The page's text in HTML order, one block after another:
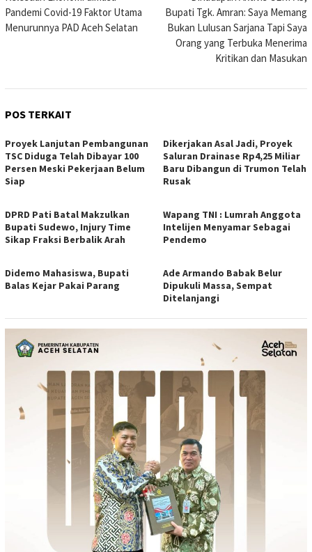
Pandemi Covid-19 Faktor Utama
Menurunnya PAD Aceh Selatan
Bupati Tgk. Amran: Saya Memang
Bukan Lulusan Sarjana Tapi Saya
Orang yang Terbuka Menerima
Kritikan dan Masukan
POS TERKAIT
Proyek Lanjutan Pembangunan
TSC Diduga Telah Dibayar 100
Persen Meski Pekerjaan Belum
Siap
Dikerjakan Asal Jadi, Proyek
Saluran Drainase Rp4,25 Miliar
Baru Dibangun di Trumon Telah
Rusak
DPRD Pati Batal Makzulkan
Bupati Sudewo, Injury Time
Sikap Fraksi Berbalik Arah
Wapang TNI : Lumrah Anggota
Intelijen Menyamar Sebagai
Pendemo
Didemo Mahasiswa, Bupati
Balas Kejar Pakai Parang
Ade Armando Babak Belur
Dipukuli Massa, Sempat
Ditelanjangi